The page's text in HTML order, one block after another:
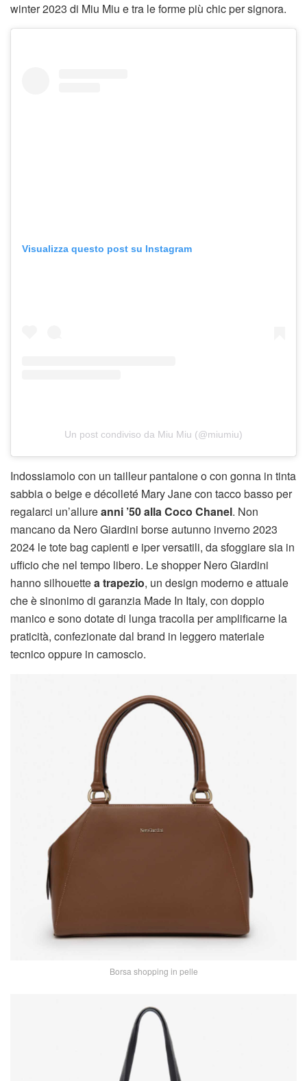
winter 2023 di Miu Miu e tra le forme più chic per signora.
Visualizza questo post su Instagram
Un post condiviso da Miu Miu (@miumiu)
Indossiamolo con un tailleur pantalone o con gonna in tinta
sabbia o beige e décolleté Mary Jane con tacco basso per
regalarci un’allureanni ’50 alla Coco Chanel. Non
mancano da Nero Giardini borse autunno inverno 2023
2024 le tote bag capienti e iper versatili, da sfoggiare sia in
ufficio che nel tempo libero. Le shopper Nero Giardini
hanno silhouettea trapezio, un design moderno e attuale
che è sinonimo di garanzia Made In Italy, con doppio
manico e sono dotate di lunga tracolla per amplificarne la
praticità, confezionate dal brand in leggero materiale
tecnico oppure in camoscio.
Borsa shopping in pelle